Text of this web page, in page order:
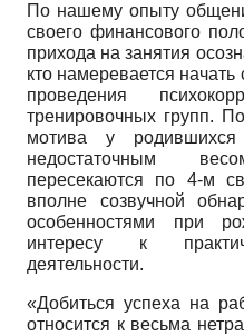
По нашему опыту
своего финансового
прихода на занятия
кто намеревается
проведения
тренировочных групп.
мотива у
недостаточным
пересекаются по 4-м
вполне созвучной
особенностями при
интересу к
деятельности.
«Добиться успеха на
относится к весьма